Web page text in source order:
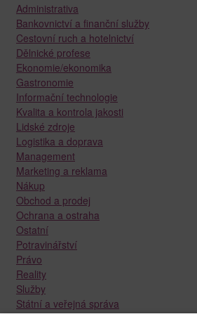
Administrativa
Bankovnictví a finanční služby
Cestovní ruch a hotelnictví
Dělnické profese
Ekonomie/ekonomika
Gastronomie
Informační technologie
Kvalita a kontrola jakosti
Lidské zdroje
Logistika a doprava
Management
Marketing a reklama
Nákup
Obchod a prodej
Ochrana a ostraha
Ostatní
Potravinářství
Právo
Reality
Služby
Státní a veřejná správa
Stavebnictví